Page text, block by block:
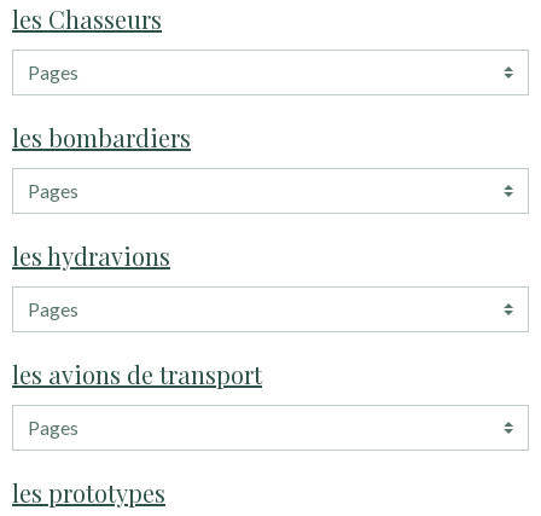
les Chasseurs
les bombardiers
les hydravions
les avions de transport
les prototypes